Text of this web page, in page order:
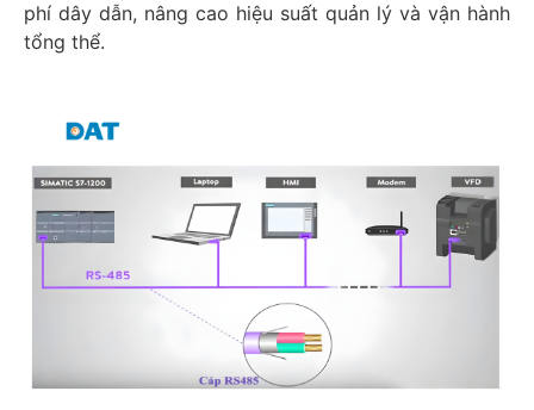
phí dây dẫn, nâng cao hiệu suất quản lý và vận hành
tổng thể.​